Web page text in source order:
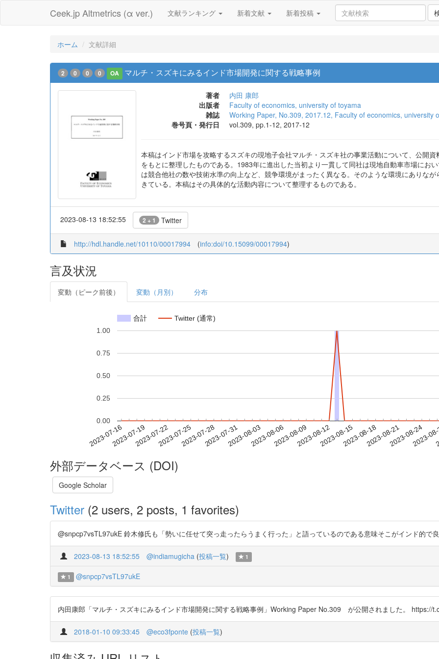
Ceek.jp Altmetrics (α ver.) 文献ランキング 新着文献 新着投稿
ホーム 文献詳細
2 0 0 0 OA マルチ・スズキにみるインド市場開発に関する戦略事例
著者
内田 康郎
出版者
Faculty of economics, university of toyama
雑誌
Working Paper, No.309, 2017.12, Faculty of economics, university
巻号頁・発行日
vol.309, pp.1-12, 2017-12
本稿はインド市場を攻略するスズキの現地子会社マルチ・スズキ社の事業活動について、公開
をもとに整理したものである。1983年に進出した当初より一貫して同社は現地自動車市場にお
は競合他社の数や技術水準の向上など、競争環境がまったく異なる。そのような環境にありな
きている。本稿はその具体的な活動内容について整理するものである。
2023-08-13 18:52:55 2 + 1 Twitter
http://hdl.handle.net/10110/00017994 (info:doi/10.15099/00017994)
言及状況
変動（ピーク前後） 変動（月別） 分布
合計 Twitter (通常)
2023-07-162023-07-192023-07-222023-07-252023-07-282023-07-312023-08-032023-08-062023-08-092023-08-122023-08-152023-08-182023-08-212023-08-24
2023-
0.00
0.25
0.50
0.75
1.00
外部データベース (DOI)
Google Scholar
Twitter (2 users, 2 posts, 1 favorites)
@snpcp7vsTL97ukE 鈴木修氏も「勢いに任せて突っ走ったらうまく行った」と語っているのである意味そこがインド的で
2023-08-13 18:52:55 @indiamugicha (投稿一覧) 1
1 @snpcp7vsTL97ukE
内田康郎「マルチ・スズキにみるインド市場開発に関する戦略事例」Working Paper No.309 が公開されました。 https://
2018-01-10 09:33:45 @eco3fponte (投稿一覧)